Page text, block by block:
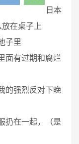
日本
在桌子上
子里
面有过期和腐烂
的强烈反对下晚
扔在一起，（是